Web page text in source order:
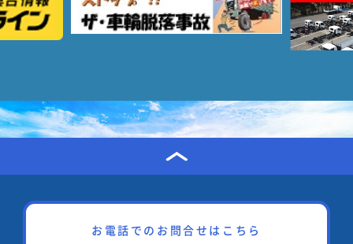
お電話でのお問合せはこちら